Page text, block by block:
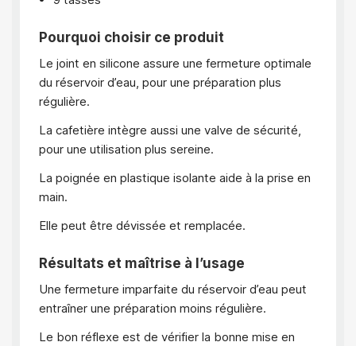
Pourquoi choisir ce produit
Le joint en silicone assure une fermeture optimale
du réservoir d’eau, pour une préparation plus
régulière.
La cafetière intègre aussi une valve de sécurité,
pour une utilisation plus sereine.
La poignée en plastique isolante aide à la prise en
main.
Elle peut être dévissée et remplacée.
Résultats et maîtrise à l’usage
Une fermeture imparfaite du réservoir d’eau peut
entraîner une préparation moins régulière.
Le bon réflexe est de vérifier la bonne mise en